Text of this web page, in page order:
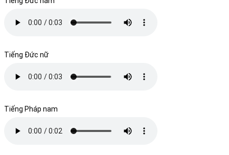
Tiếng Đức nữ
Tiếng Pháp nam